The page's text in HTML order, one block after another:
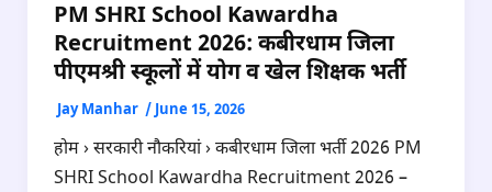
PM SHRI School Kawardha
Recruitment 2026: कबीरधाम जिला
पीएमश्री स्कूलों में योग व खेल शिक्षक भर्ती
Jay Manhar / June 15, 2026
होम › सरकारी नौकरियां › कबीरधाम जिला भर्ती 2026 PM
SHRI School Kawardha Recruitment 2026 –